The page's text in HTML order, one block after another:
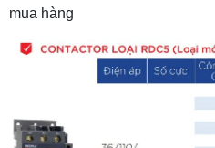
mua hàng